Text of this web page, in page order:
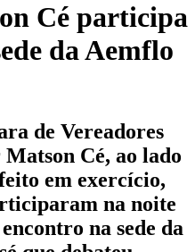
Cé participa
da Aemflo
de Vereadores
Matson Cé, ao lado
em exercício,
na noite
na sede da